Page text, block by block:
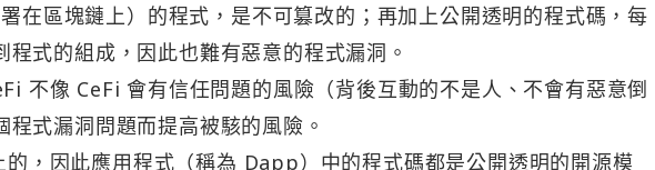
在區塊鏈上）的程式，是不可篡改的；再加上公開透明的程式碼，每
式的組成，因此也難有惡意的程式漏洞。
不像 CeFi 會有信任問題的風險（背後互動的不是人、不會有惡意倒
式漏洞問題而提高被駭的風險。
，因此應用程式（稱為 Dapp）中的程式碼都是公開透明的開源模